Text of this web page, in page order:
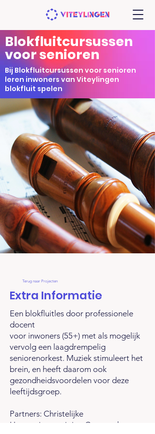
Blokfluitcursussen
voor senioren
Bij Blokfluitcursussen voor senioren
leren inwoners van Viteylingen
blokfluit spelen
Terug naar Projecten
Extra Informatie
Een blokfluitles door professionele
docent
voor inwoners (55+) met als mogelijk
vervolg een laagdrempelig
seniorenorkest. Muziek stimuleert het
brein, en heeft daarom ook
gezondheidsvoordelen voor deze
leeftijdsgroep.
Partners: Christelijke
Harmonievereniging Crescendo